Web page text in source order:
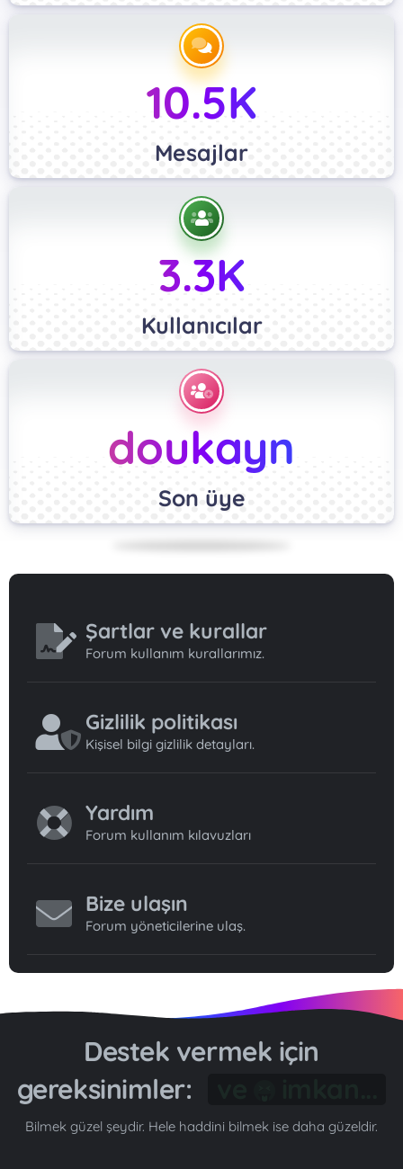
10.5K
Mesajlar
3.3K
Kullanıcılar
doukayn
Son üye
Şartlar ve kurallar
Forum kullanım kurallarımız.
Gizlilik politikası
Kişisel bilgi gizlilik detayları.
Yardım
Forum kullanım kılavuzları
Bize ulaşın
Forum yöneticilerine ulaş.
Destek vermek için
gereksinimler:
Bilmek güzel şeydir. Hele haddini bilmek ise daha güzeldir.